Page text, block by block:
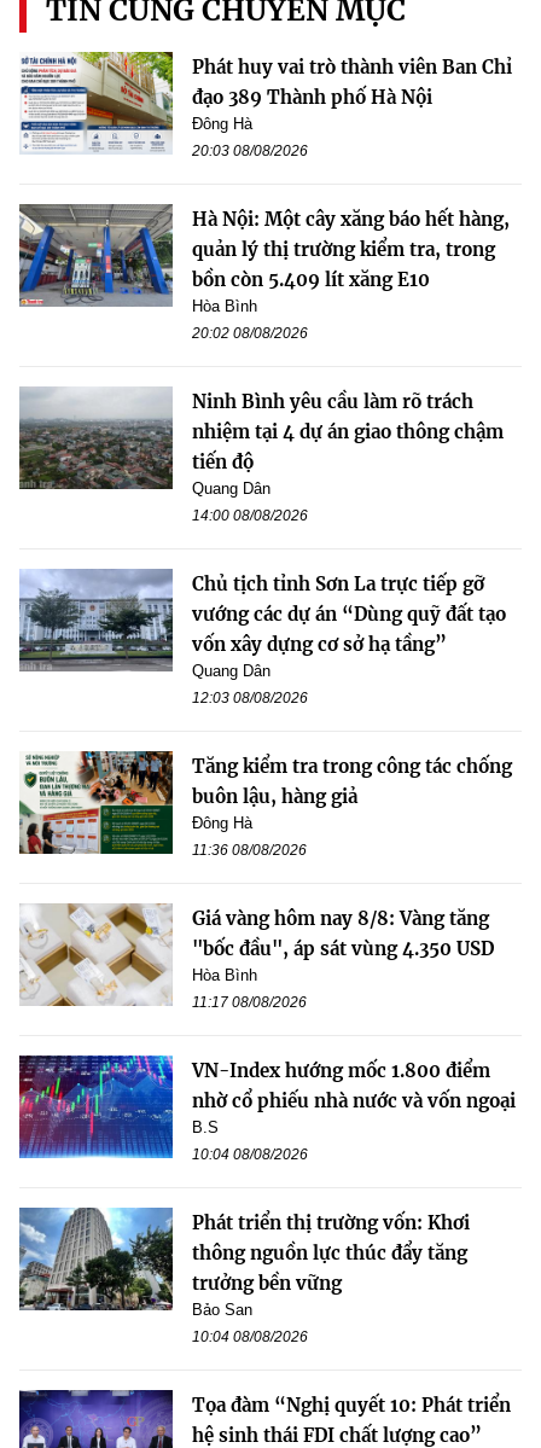
TIN CÙNG CHUYÊN MỤC
Phát huy vai trò thành viên Ban Chỉ
đạo 389 Thành phố Hà Nội
Đông Hà
20:03 08/08/2026
Hà Nội: Một cây xăng báo hết hàng,
quản lý thị trường kiểm tra, trong
bồn còn 5.409 lít xăng E10
Hòa Bình
20:02 08/08/2026
Ninh Bình yêu cầu làm rõ trách
nhiệm tại 4 dự án giao thông chậm
tiến độ
Quang Dân
14:00 08/08/2026
Chủ tịch tỉnh Sơn La trực tiếp gỡ
vướng các dự án “Dùng quỹ đất tạo
vốn xây dựng cơ sở hạ tầng”
Quang Dân
12:03 08/08/2026
Tăng kiểm tra trong công tác chống
buôn lậu, hàng giả
Đông Hà
11:36 08/08/2026
Giá vàng hôm nay 8/8: Vàng tăng
"bốc đầu", áp sát vùng 4.350 USD
Hòa Bình
11:17 08/08/2026
VN-Index hướng mốc 1.800 điểm
nhờ cổ phiếu nhà nước và vốn ngoại
B.S
10:04 08/08/2026
Phát triển thị trường vốn: Khơi
thông nguồn lực thúc đẩy tăng
trưởng bền vững
Bảo San
10:04 08/08/2026
Tọa đàm “Nghị quyết 10: Phát triển
hệ sinh thái FDI chất lượng cao”